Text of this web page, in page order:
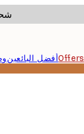
Offersأفضل البائعين